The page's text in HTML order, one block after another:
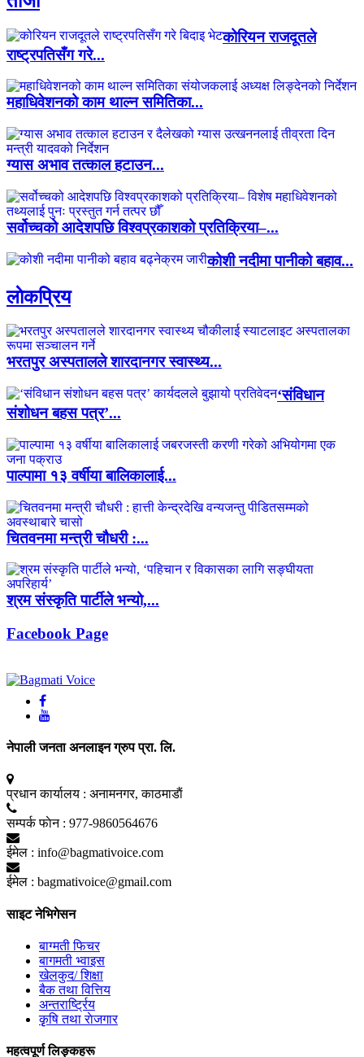
कोरियन राजदूतले
राष्ट्रपतिसँग गरे...
महाधिवेशनको काम थाल्न समितिका...
ग्यास अभाव तत्काल हटाउन...
सर्वोच्चको आदेशपछि विश्वप्रकाशको प्रतिक्रिया–...
कोशी नदीमा पानीको बहाव...
लाेकप्रिय
भरतपुर अस्पतालले शारदानगर स्वास्थ्य...
‘संविधान
संशोधन बहस पत्र’...
पाल्पामा १३ वर्षीया बालिकालाई...
चितवनमा मन्त्री चौधरी :...
श्रम संस्कृति पार्टीले भन्यो,...
Facebook Page
नेपाली जनता अनलाइन ग्रुप प्रा. लि.
प्रधान कार्यालय : अनामनगर, काठमाडाैं
सम्पर्क फाेन : 977-9860564676
ईमेल : info@bagmativoice.com
ईमेल : bagmativoice@gmail.com
साइट नेभिगेसन
बाग्मती फिचर
बागमती भ्वाइस
खेलकुद/ शिक्षा
बैक तथा वित्तिय
अन्तरार्ष्ट्रिय
कृृषि तथा राेजगार
महत्वपूर्ण लिङ्कहरू